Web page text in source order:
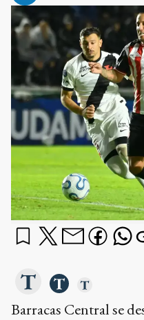
Barracas Central se